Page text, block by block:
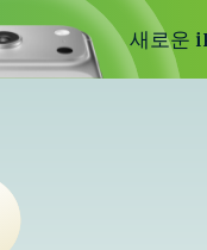
새로운